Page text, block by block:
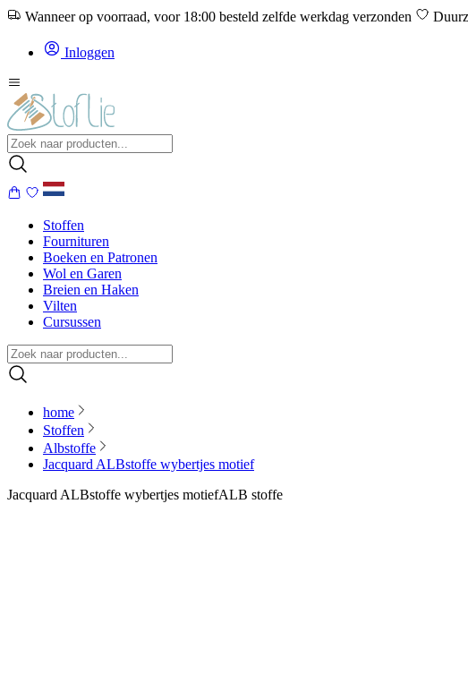
Wanneer op voorraad, voor 18:00 besteld zelfde werkdag verzonden
Inloggen
Stoffen
Fournituren
Boeken en Patronen
Wol en Garen
Breien en Haken
Vilten
Cursussen
home
Stoffen
Albstoffe
Jacquard ALBstoffe wybertjes motief
Jacquard ALBstoffe wybertjes motiefALB stoffe